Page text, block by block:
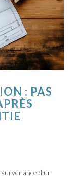
: PAS
d’un